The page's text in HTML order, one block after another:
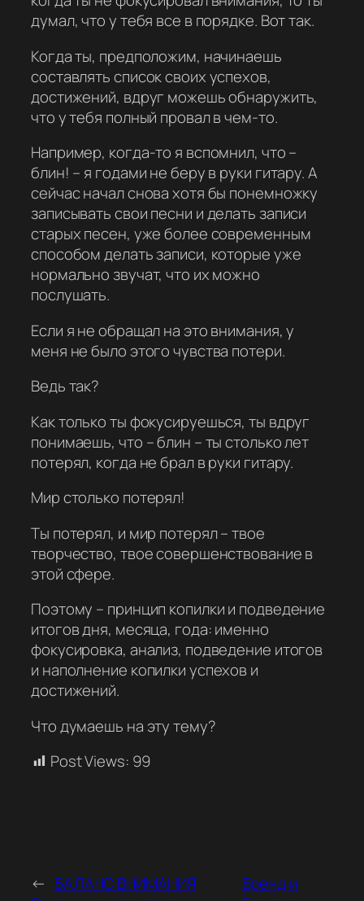
думал, что у тебя все в порядке. Вот так.
Когда ты, предположим, начинаешь
составлять список своих успехов,
достижений, вдруг можешь обнаружить,
что у тебя полный провал в чем-то.
Например, когда-то я вспомнил, что –
блин! – я годами не беру в руки гитару. А
сейчас начал снова хотя бы понемножку
записывать свои песни и делать записи
старых песен, уже более современным
способом делать записи, которые уже
нормально звучат, что их можно
послушать.
Если я не обращал на это внимания, у
меня не было этого чувства потери.
Ведь так?
Как только ты фокусируешься, ты вдруг
понимаешь, что – блин – ты столько лет
потерял, когда не брал в руки гитару.
Мир столько потерял!
Ты потерял, и мир потерял – твое
творчество, твое совершенствование в
этой сфере.
Поэтому – принцип копилки и подведение
итогов дня, месяца, года: именно
фокусировка, анализ, подведение итогов
и наполнение копилки успехов и
достижений.
Что думаешь на эту тему?
Post Views: 99
← БАЛАНС ВНИМАНИЯ
Бренд и